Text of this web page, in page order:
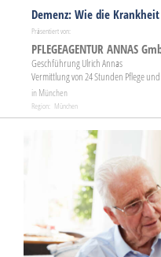
Demenz: Wie die
Präsentiert von:
PFLEGEAGENTUR ANNAS
Geschführung Ulrich Annas
Vermittlung von 24 Stunden Pflege
in München
Region: München